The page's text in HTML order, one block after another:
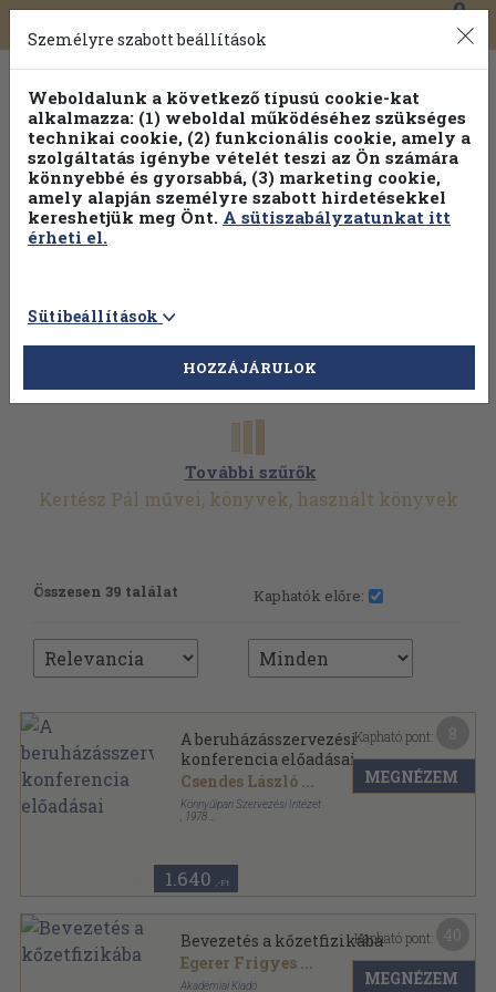
Toggle
navigation
0
További szűrők
Kertész Pál művei, könyvek, használt könyvek
Összesen 39 találat Kaphatók előre:
A beruházásszervezési
konferencia előadásai
Csendes László ...
Könnyűipari Szervezési Intézet
1978
1.640 ,-Ft
Kapható pont:
MEGNÉZEM
Bevezetés a kőzetfizikába
Egerer Frigyes ...
Akadémiai Kiadó
Kapható pont:
MEGNÉZEM
Személyre szabott beállítások
Weboldalunk a következő típusú cookie-kat
alkalmazza: (1) weboldal működéséhez szükséges
technikai cookie, (2) funkcionális cookie, amely a
szolgáltatás igénybe vételét teszi az Ön számára
könnyebbé és gyorsabbá, (3) marketing cookie,
amely alapján személyre szabott hirdetésekkel
kereshetjük meg Önt. A sütiszabályzatunkat itt
érheti el.
Sütibeállítások
HOZZÁJÁRULOK